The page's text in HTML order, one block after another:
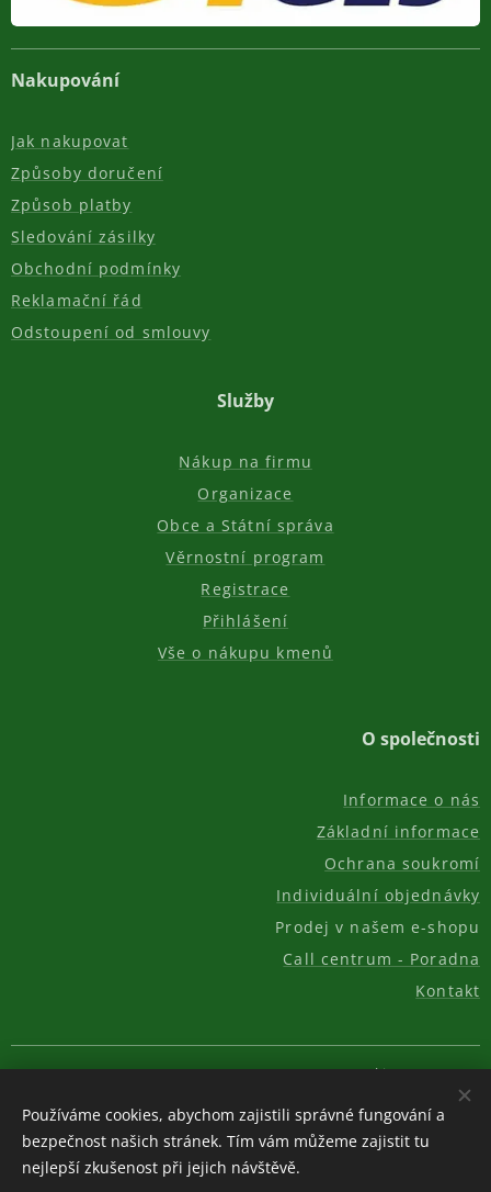
Nakupování
Jak nakupovat
Způsoby doručení
Způsob platby
Sledování zásilky
Obchodní podmínky
Reklamační řád
Odstoupení od smlouvy
Služby
Nákup na firmu
Organizace
Obce a Státní správa
Věrnostní program
Registrace
Přihlášení
Vše o nákupu kmenů
O společnosti
Informace o nás
Základní informace
Ochrana soukromí
Individuální objednávky
Prodej v našem e-shopu
Call centrum - Poradna
Kontakt
© 2011-2026, AKC REAL GROUP s.r.o. Cookies
Měna
CZK Kč
EUR € USD $
Používáme cookies, abychom zajistili správné fungování a
bezpečnost našich stránek. Tím vám můžeme zajistit tu
nejlepší zkušenost při jejich návštěvě.